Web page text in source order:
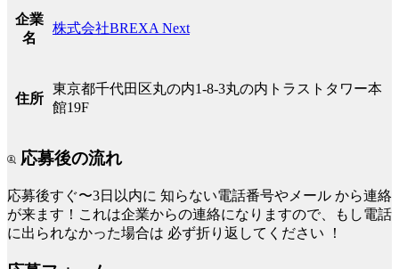
企業
名
株式会社BREXA Next
住所
東京都千代田区丸の内1-8-3丸の内トラストタワー本
館19F
応募後の流れ
応募後すぐ〜3日以内に 知らない電話番号やメール から連絡
が来ます！これは企業からの連絡になりますので、もし電話
に出られなかった場合は 必ず折り返してください ！